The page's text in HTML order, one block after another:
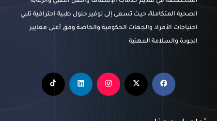
الصحية المتكاملة، حيث تسعى إلى توفير حلول طبية احترافية تلبي
احتياجات الأفراد والجهات الحكومية والخاصة وفق أعلى معايير
الجودة والسلامة المهنية